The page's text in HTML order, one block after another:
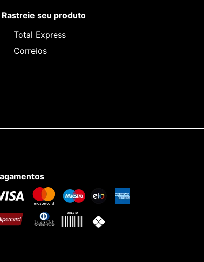
Rastreie seu produto
Total Express
Correios